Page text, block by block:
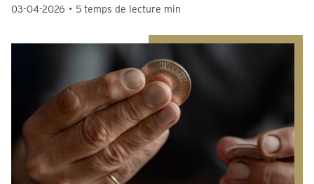
03-04-2026 • 5 temps de lecture min